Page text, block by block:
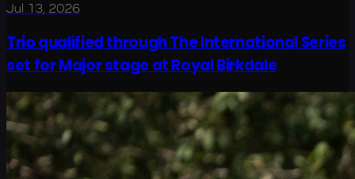
Jul 13, 2026
Trio qualified through The International Series
set for Major stage at Royal Birkdale